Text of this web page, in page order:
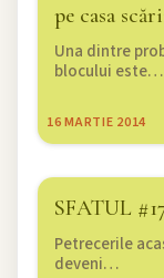
pe casa
16MARTIE 2014
Una dintre
blocului este…
SFATUL
Petrecerile
deveni…